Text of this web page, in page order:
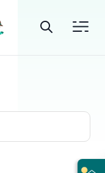
尋